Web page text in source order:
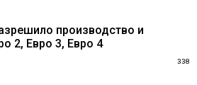
производство и
2, Евро 3, Евро 4
338